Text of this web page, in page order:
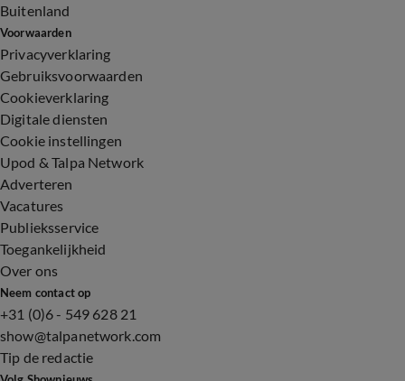
Buitenland
Voorwaarden
Privacyverklaring
Gebruiksvoorwaarden
Cookieverklaring
Digitale diensten
Cookie instellingen
Upod & Talpa Network
Adverteren
Vacatures
Publieksservice
Toegankelijkheid
Over ons
Neem contact op
+31 (0)6 - 549 628 21
show@talpanetwork.com
Tip de redactie